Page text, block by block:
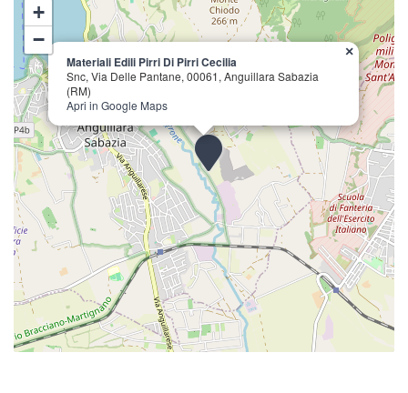
Materiali Edili Pirri Di Pirri Cecilia
Snc, Via Delle Pantane, 00061, Anguillara Sabazia
(RM)
Apri in Google Maps
×
+
−